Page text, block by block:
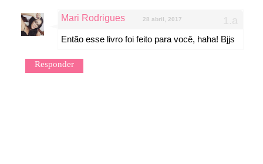
Mari Rodrigues 28 abril, 2017
Então esse livro foi feito para você, haha! Bjjs
Responder